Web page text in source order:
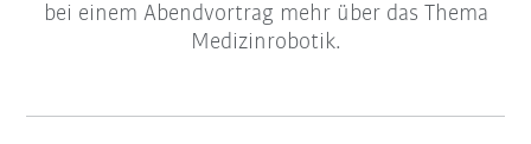
bei einem Abendvortrag mehr über das Thema
Medizinrobotik.